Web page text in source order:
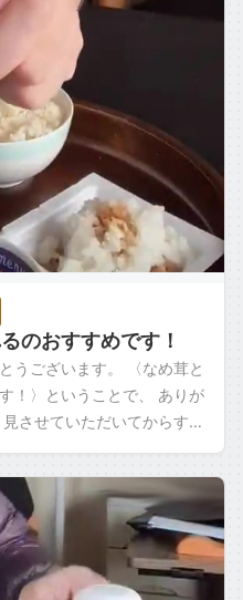
のおすすめです！
うございます。 〈なめ茸と
！〉ということで、 ありが
させていただいてからすご